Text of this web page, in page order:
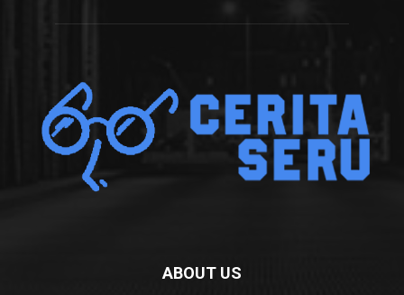
ABOUT US